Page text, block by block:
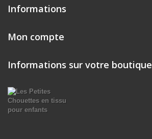
Informations
Mon compte
Informations sur votre boutique